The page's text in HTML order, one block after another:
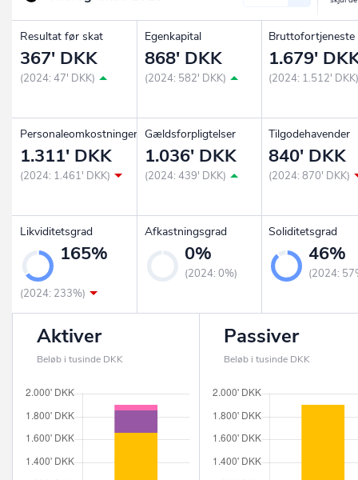
Resultat før skat
367' DKK
(2024: 47' DKK)
Egenkapital
868' DKK
(2024: 582' DKK)
Bruttofortjeneste
1.679'
(2024: 1.512'
Personaleomkostninger
1.311' DKK
(2024: 1.461' DKK)
Gældsforpligtelser
1.036' DKK
(2024: 439' DKK)
Tilgodehavender
840' DKK
(2024: 870' DKK)
Likviditetsgrad
165%
(2024: 233%)
Afkastningsgrad
0%
(2024: 0%)
Soliditetsgrad
46%
(2024:
Aktiver
Beløb i tusinde DKK
Passiver
Beløb i tusinde DKK